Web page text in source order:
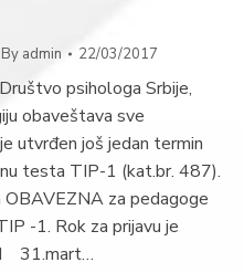
By admin 22/03/2017
psihologa Srbije,
obaveštava sve
utvrđen još jedan termin
testa TIP-1 (kat.br. 487).
OBAVEZNA za pedagoge
-1. Rok za prijavu je
31.mart…